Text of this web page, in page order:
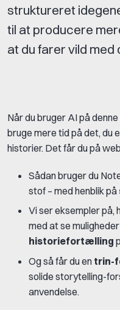
struktureret
til at producere
at du farer vild med
Når du bruger AI på
bruge mere tid på det, du
historier. Det får du på
Sådan bruger du
stof – med henblik på
Vi ser eksempler
med at se
historiefortælling
Og så får du en trin-
solide storytelling-
anvendelse.